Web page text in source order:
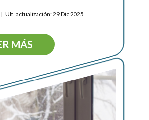
Ult. actualización: 29 Dic 2025
MÁS